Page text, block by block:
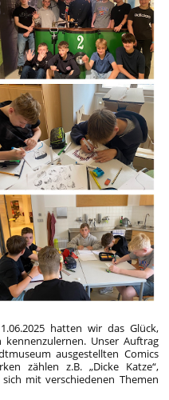
hatten wir das Glück,
Unser Auftrag
ausgestellten Comics
zählen z.B. „Dicke Katze“,
sich mit verschiedenen Themen